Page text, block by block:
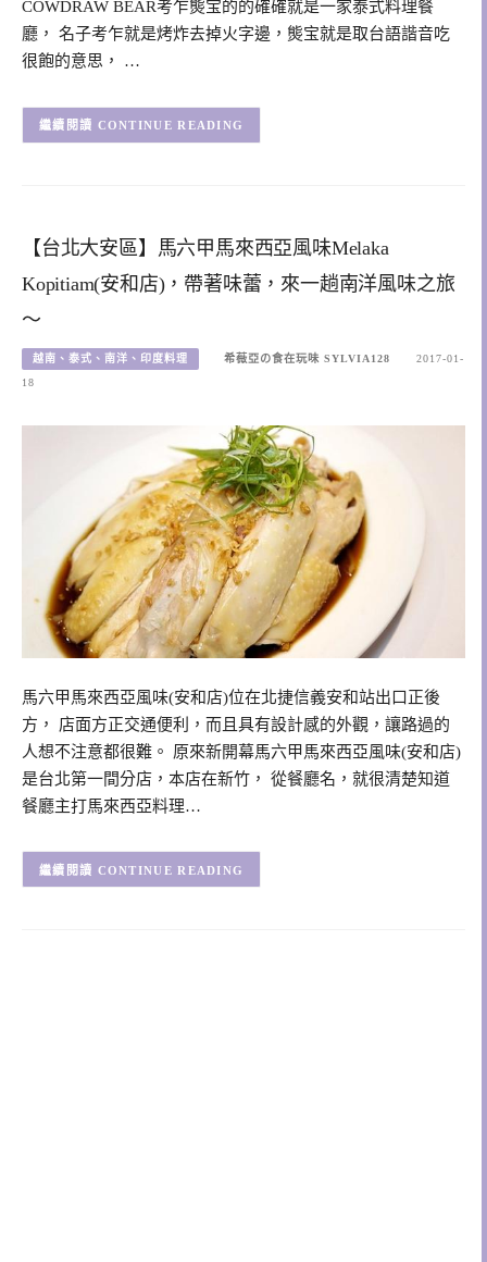
COWDRAW BEAR考乍熋宝的的確確就是一家泰式料理餐
廳， 名子考乍就是烤炸去掉火字邊，熋宝就是取台語諧音吃
很飽的意思， …
CONTINUE READING
【台北大安區】馬六甲馬來西亞風味Melaka
Kopitiam(安和店)，帶著味蕾，來一趟南洋風味之旅
～
越南、泰式、南洋、印度料理 希薇亞の食在玩味 SYLVIA128
2017-01-
18
馬六甲馬來西亞風味(安和店)位在北捷信義安和站出口正後
方， 店面方正交通便利，而且具有設計感的外觀，讓路過的
人想不注意都很難。 原來新開幕馬六甲馬來西亞風味(安和店)
是台北第一間分店，本店在新竹， 從餐廳名，就很清楚知道
餐廳主打馬來西亞料理…
CONTINUE READING